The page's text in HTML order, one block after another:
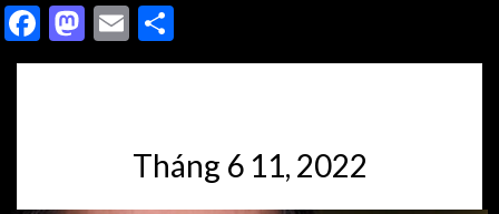
Facebook
Mastodon
Email
Tháng 6 11, 2022